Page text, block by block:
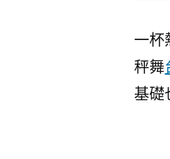
一杯
秤舞
基礎